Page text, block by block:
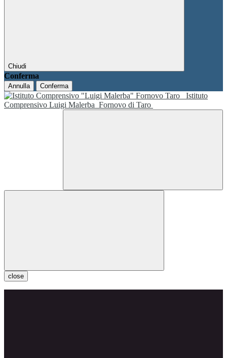
Chiudi
Conferma
Annulla Conferma
Istituto
Comprensivo Luigi Malerba Fornovo di Taro
close